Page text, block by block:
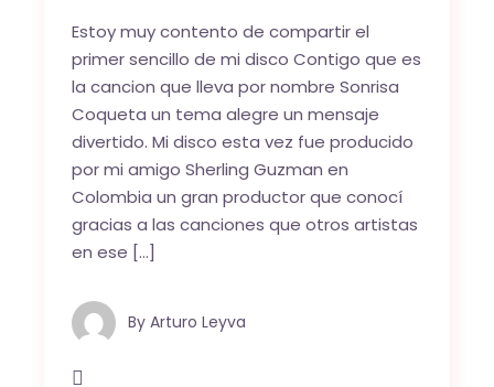
Estoy muy contento de compartir el
primer sencillo de mi disco Contigo que es
la cancion que lleva por nombre Sonrisa
Coqueta un tema alegre un mensaje
divertido. Mi disco esta vez fue producido
por mi amigo Sherling Guzman en
Colombia un gran productor que conocí
gracias a las canciones que otros artistas
en ese […]
By Arturo Leyva